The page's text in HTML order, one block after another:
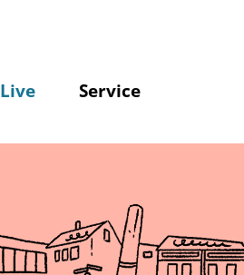
Live Service